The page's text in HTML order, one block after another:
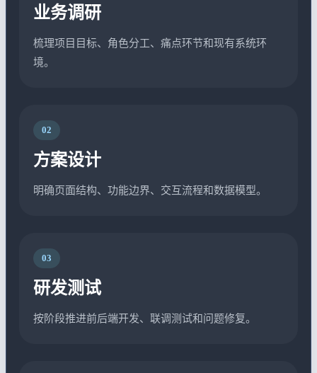
业务调研
梳理项目目标、角色分工、痛点环节和现有系统环
境。
02
方案设计
明确页面结构、功能边界、交互流程和数据模型。
03
研发测试
按阶段推进前后端开发、联调测试和问题修复。